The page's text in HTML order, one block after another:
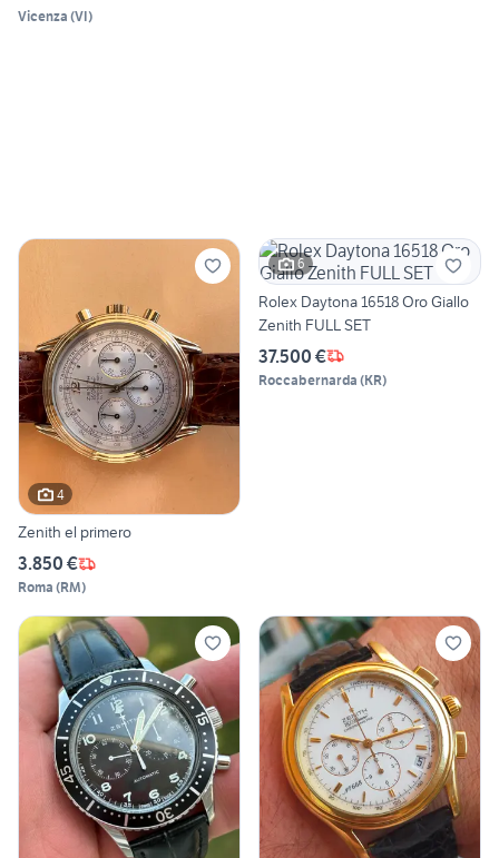
Vicenza (VI)
4
Zenith el primero
3.850 €
Roma (RM)
6
Rolex Daytona 16518 Oro Giallo
Zenith FULL SET
37.500 €
Roccabernarda (KR)